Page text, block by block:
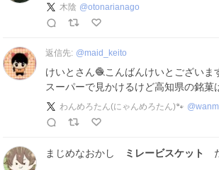
木陰 @otonarianago
返信先: @maid_keito
けいとさん🧶こんばんけいとござい
スーパーで見かけるけど高知県の銘菓
わんめろたん(にゃんめろたん)🐾 @
まじめなおかし ミレービスケット